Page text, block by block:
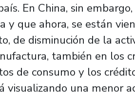
En China, sin
y que ahora, se están
de disminución de la
también en los
de consumo y los
visualizando una menor